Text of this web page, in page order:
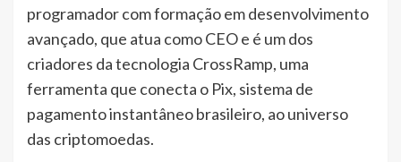
programador com formação em desenvolvimento
avançado, que atua como CEO e é um dos
criadores da tecnologia CrossRamp, uma
ferramenta que conecta o Pix, sistema de
pagamento instantâneo brasileiro, ao universo
das criptomoedas.